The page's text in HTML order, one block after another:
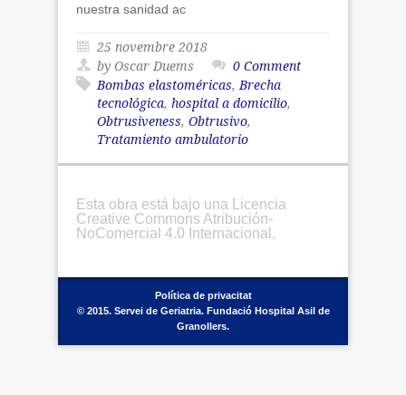
nuestra sanidad ac
25 novembre 2018
by Oscar Duems
0 Comment
Bombas elastoméricas, Brecha
tecnológica, hospital a domicilio,
Obtrusiveness, Obtrusivo,
Tratamiento ambulatorio
Esta obra está bajo una Licencia
Creative Commons Atribución-
NoComercial 4.0 Internacional.
Política de privacitat
© 2015. Servei de Geriatria. Fundació Hospital Asil de
Granollers.